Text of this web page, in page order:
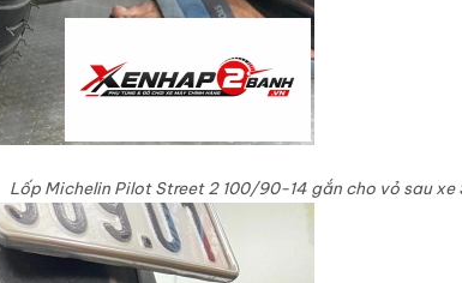
Lốp Michelin Pilot Street 2 100/90-14 gắn cho vỏ sau xe